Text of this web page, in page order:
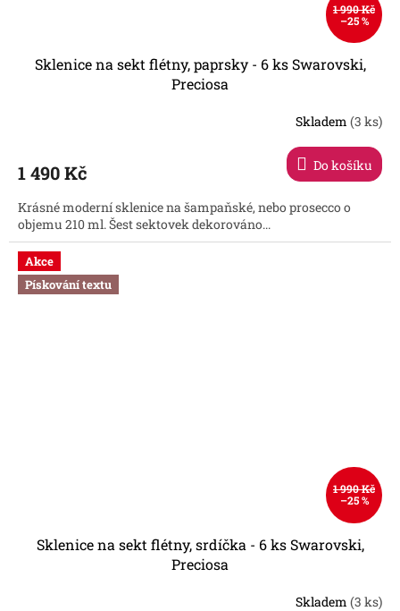
1 990 Kč
–25 %
Sklenice na sekt flétny, paprsky - 6 ks Swarovski,
Preciosa
je
z
5
hvězdiček.
Skladem(3 ks)
1 490 Kč Do košíku
Krásné moderní sklenice na šampaňské, nebo prosecco o
objemu 210 ml. Šest sektovek dekorováno...
Akce
Pískování textu
1 990 Kč
–25 %
Sklenice na sekt flétny, srdíčka - 6 ks Swarovski,
Preciosa
Skladem(3 ks)